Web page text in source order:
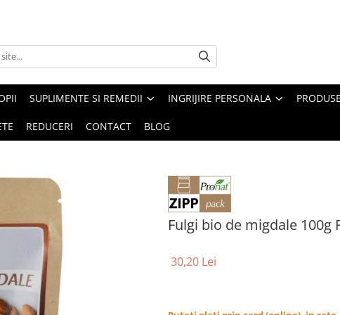
SUPLIMENTE SI REMEDII INGRIJIRE PERSONALA
REDUCERI CONTACT BLOG
Fulgi bio de migdale 100g
30,20 Lei